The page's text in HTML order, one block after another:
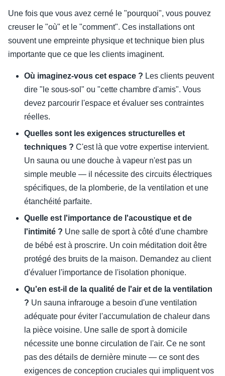
Une fois que vous avez cerné le "pourquoi", vous pouvez
creuser le "où" et le "comment". Ces installations ont
souvent une empreinte physique et technique bien plus
importante que ce que les clients imaginent.
Où imaginez-vous cet espace ? Les clients peuvent
dire "le sous-sol" ou "cette chambre d'amis". Vous
devez parcourir l'espace et évaluer ses contraintes
réelles.
Quelles sont les exigences structurelles et
techniques ? C'est là que votre expertise intervient.
Un sauna ou une douche à vapeur n'est pas un
simple meuble — il nécessite des circuits électriques
spécifiques, de la plomberie, de la ventilation et une
étanchéité parfaite.
Quelle est l'importance de l'acoustique et de
l'intimité ? Une salle de sport à côté d'une chambre
de bébé est à proscrire. Un coin méditation doit être
protégé des bruits de la maison. Demandez au client
d'évaluer l'importance de l'isolation phonique.
Qu'en est-il de la qualité de l'air et de la ventilation
? Un sauna infrarouge a besoin d'une ventilation
adéquate pour éviter l'accumulation de chaleur dans
la pièce voisine. Une salle de sport à domicile
nécessite une bonne circulation de l'air. Ce ne sont
pas des détails de dernière minute — ce sont des
exigences de conception cruciales qui impliquent vos